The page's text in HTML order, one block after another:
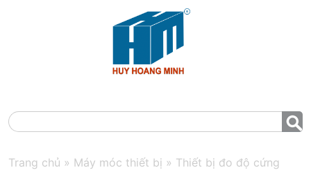
Trang chủ » Máy móc thiết bị » Thiết bị đo độ cứng